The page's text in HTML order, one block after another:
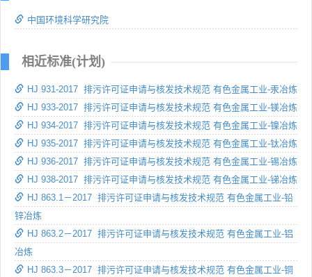
中国环境科学研究院
相近标准(计划)
HJ 931-2017 排污许可证申请与核发技术规范 有色金属工业-汞冶炼
HJ 933-2017 排污许可证申请与核发技术规范 有色金属工业-镁冶炼
HJ 934-2017 排污许可证申请与核发技术规范 有色金属工业-镍冶炼
HJ 935-2017 排污许可证申请与核发技术规范 有色金属工业-钛冶炼
HJ 936-2017 排污许可证申请与核发技术规范 有色金属工业-锡冶炼
HJ 938-2017 排污许可证申请与核发技术规范 有色金属工业-锑冶炼
HJ 863.1－2017 排污许可证申请与核发技术规范 有色金属工业-铅
锌冶炼
HJ 863.2－2017 排污许可证申请与核发技术规范 有色金属工业-铝
冶炼
HJ 863.3－2017 排污许可证申请与核发技术规范 有色金属工业-铜